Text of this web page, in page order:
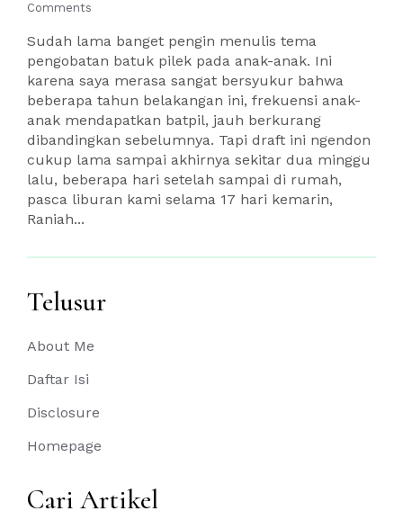
Comments
Sudah lama banget pengin menulis tema
pengobatan batuk pilek pada anak-anak. Ini
karena saya merasa sangat bersyukur bahwa
beberapa tahun belakangan ini, frekuensi anak-
anak mendapatkan batpil, jauh berkurang
dibandingkan sebelumnya. Tapi draft ini ngendon
cukup lama sampai akhirnya sekitar dua minggu
lalu, beberapa hari setelah sampai di rumah,
pasca liburan kami selama 17 hari kemarin,
Raniah...
Telusur
About Me
Daftar Isi
Disclosure
Homepage
Cari Artikel